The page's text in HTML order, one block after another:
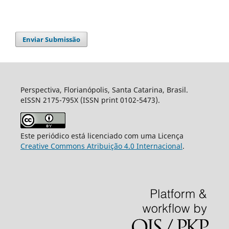
Enviar Submissão
Perspectiva, Florianópolis, Santa Catarina, Brasil.
eISSN 2175-795X (ISSN print 0102-5473).
Este periódico está licenciado com uma Licença
Creative Commons Atribuição 4.0 Internacional.